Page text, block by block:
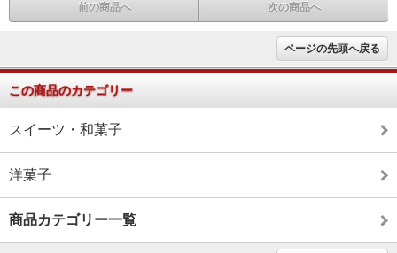
前の商品へ 次の商品へ
ページの先頭へ戻る
この商品のカテゴリー
スイーツ・和菓子
洋菓子
商品カテゴリー一覧